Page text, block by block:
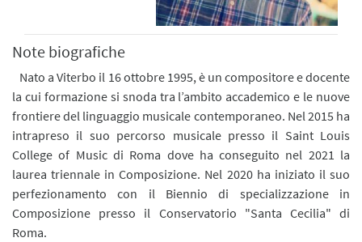
Note biografiche
Nato a Viterbo il 16 ottobre 1995, è un compositore e docente
la cui formazione si snoda tra l’ambito accademico e le nuove
frontiere del linguaggio musicale contemporaneo. Nel 2015 ha
intrapreso il suo percorso musicale presso il Saint Louis
College of Music di Roma dove ha conseguito nel 2021 la
laurea triennale in Composizione. Nel 2020 ha iniziato il suo
perfezionamento con il Biennio di specializzazione in
Composizione presso il Conservatorio "Santa Cecilia" di
Roma.